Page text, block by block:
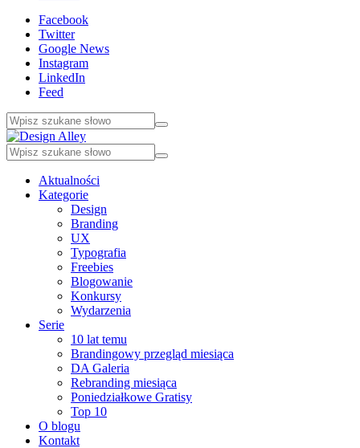
Facebook
Twitter
Google News
Instagram
LinkedIn
Feed
Aktualności
Kategorie
Design
Branding
UX
Typografia
Freebies
Blogowanie
Konkursy
Wydarzenia
Serie
10 lat temu
Brandingowy przegląd miesiąca
DA Galeria
Rebranding miesiąca
Poniedziałkowe Gratisy
Top 10
O blogu
Kontakt